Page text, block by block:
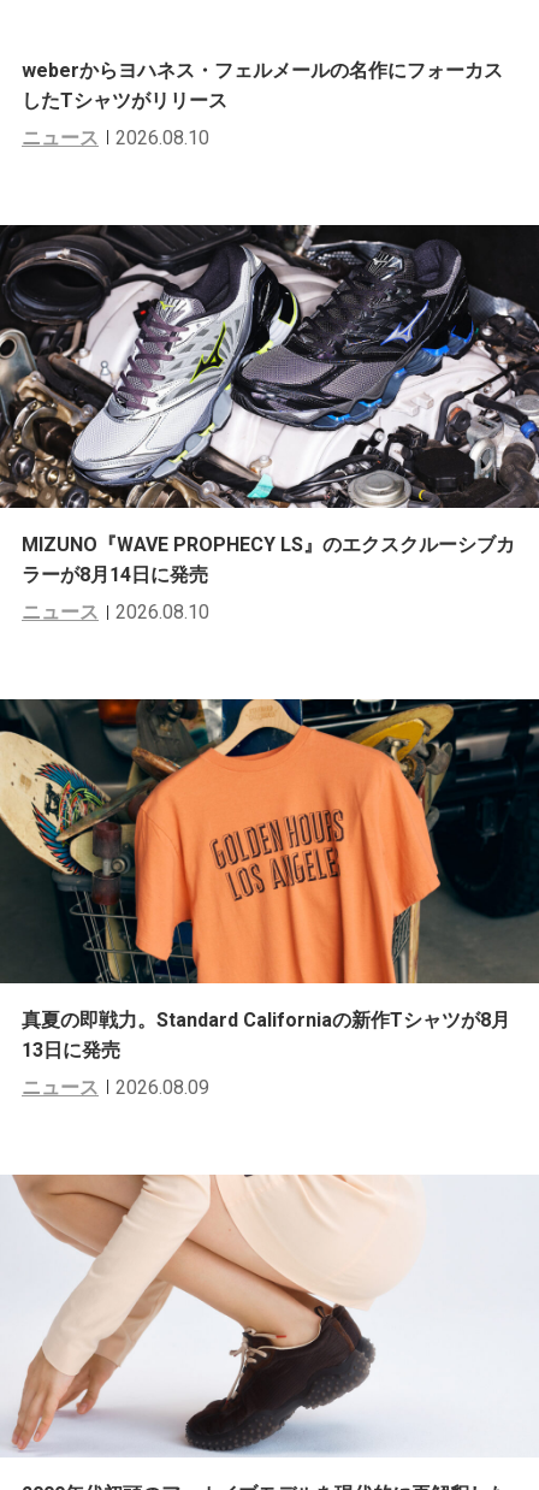
weberからヨハネス・フェルメールの名作にフォーカス
したTシャツがリリース
ニュース
2026.08.10
MIZUNO『WAVE PROPHECY LS』のエクスクルーシブカ
ラーが8月14日に発売
ニュース
2026.08.10
真夏の即戦力。Standard Californiaの新作Tシャツが8月
13日に発売
ニュース
2026.08.09